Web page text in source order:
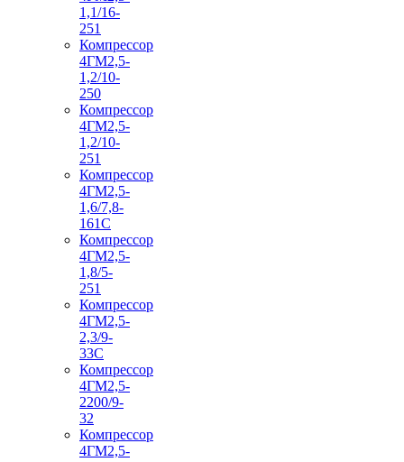
1,1/16-
251
Компрессор
4ГМ2,5-
1,2/10-
250
Компрессор
4ГМ2,5-
1,2/10-
251
Компрессор
4ГМ2,5-
1,6/7,8-
161С
Компрессор
4ГМ2,5-
1,8/5-
251
Компрессор
4ГМ2,5-
2,3/9-
33С
Компрессор
4ГМ2,5-
2200/9-
32
Компрессор
4ГМ2,5-